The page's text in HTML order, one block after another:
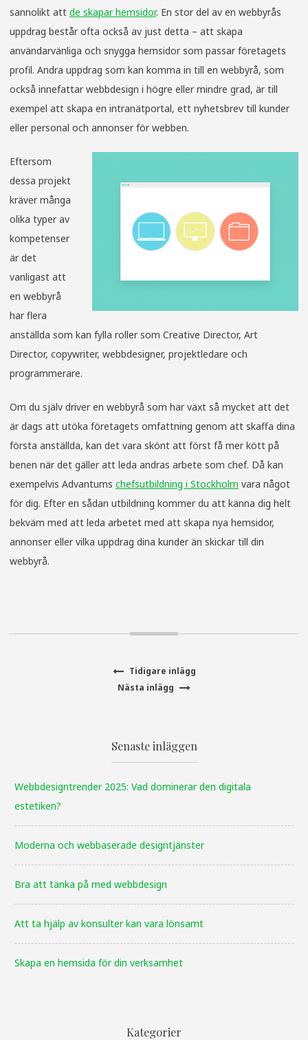
sannolikt att de skapar hemsidor. En stor del av en webbyrås
uppdrag består ofta också av just detta – att skapa
användarvänliga och snygga hemsidor som passar företagets
profil. Andra uppdrag som kan komma in till en webbyrå, som
också innefattar webbdesign i högre eller mindre grad, är till
exempel att skapa en intranätportal, ett nyhetsbrev till kunder
eller personal och annonser för webben.
Eftersom
dessa projekt
kräver många
olika typer av
kompetenser
är det
vanligast att
en webbyrå
har flera
anställda som kan fylla roller som Creative Director, Art
Director, copywriter, webbdesigner, projektledare och
programmerare.
Om du själv driver en webbyrå som har växt så mycket att det
är dags att utöka företagets omfattning genom att skaffa dina
första anställda, kan det vara skönt att först få mer kött på
benen när det gäller att leda andras arbete som chef. Då kan
exempelvis Advantums chefsutbildning i Stockholm vara något
för dig. Efter en sådan utbildning kommer du att känna dig helt
bekväm med att leda arbetet med att skapa nya hemsidor,
annonser eller vilka uppdrag dina kunder än skickar till din
webbyrå.
InläggsnavigeringTidigare inläggTidigare
Nästa inlägg
Nästa
Senaste inläggen
Webbdesigntrender 2025: Vad dominerar den digitala
estetiken?
Moderna och webbaserade designtjänster
Bra att tänka på med webbdesign
Att ta hjälp av konsulter kan vara lönsamt
Skapa en hemsida för din verksamhet
Kategorier